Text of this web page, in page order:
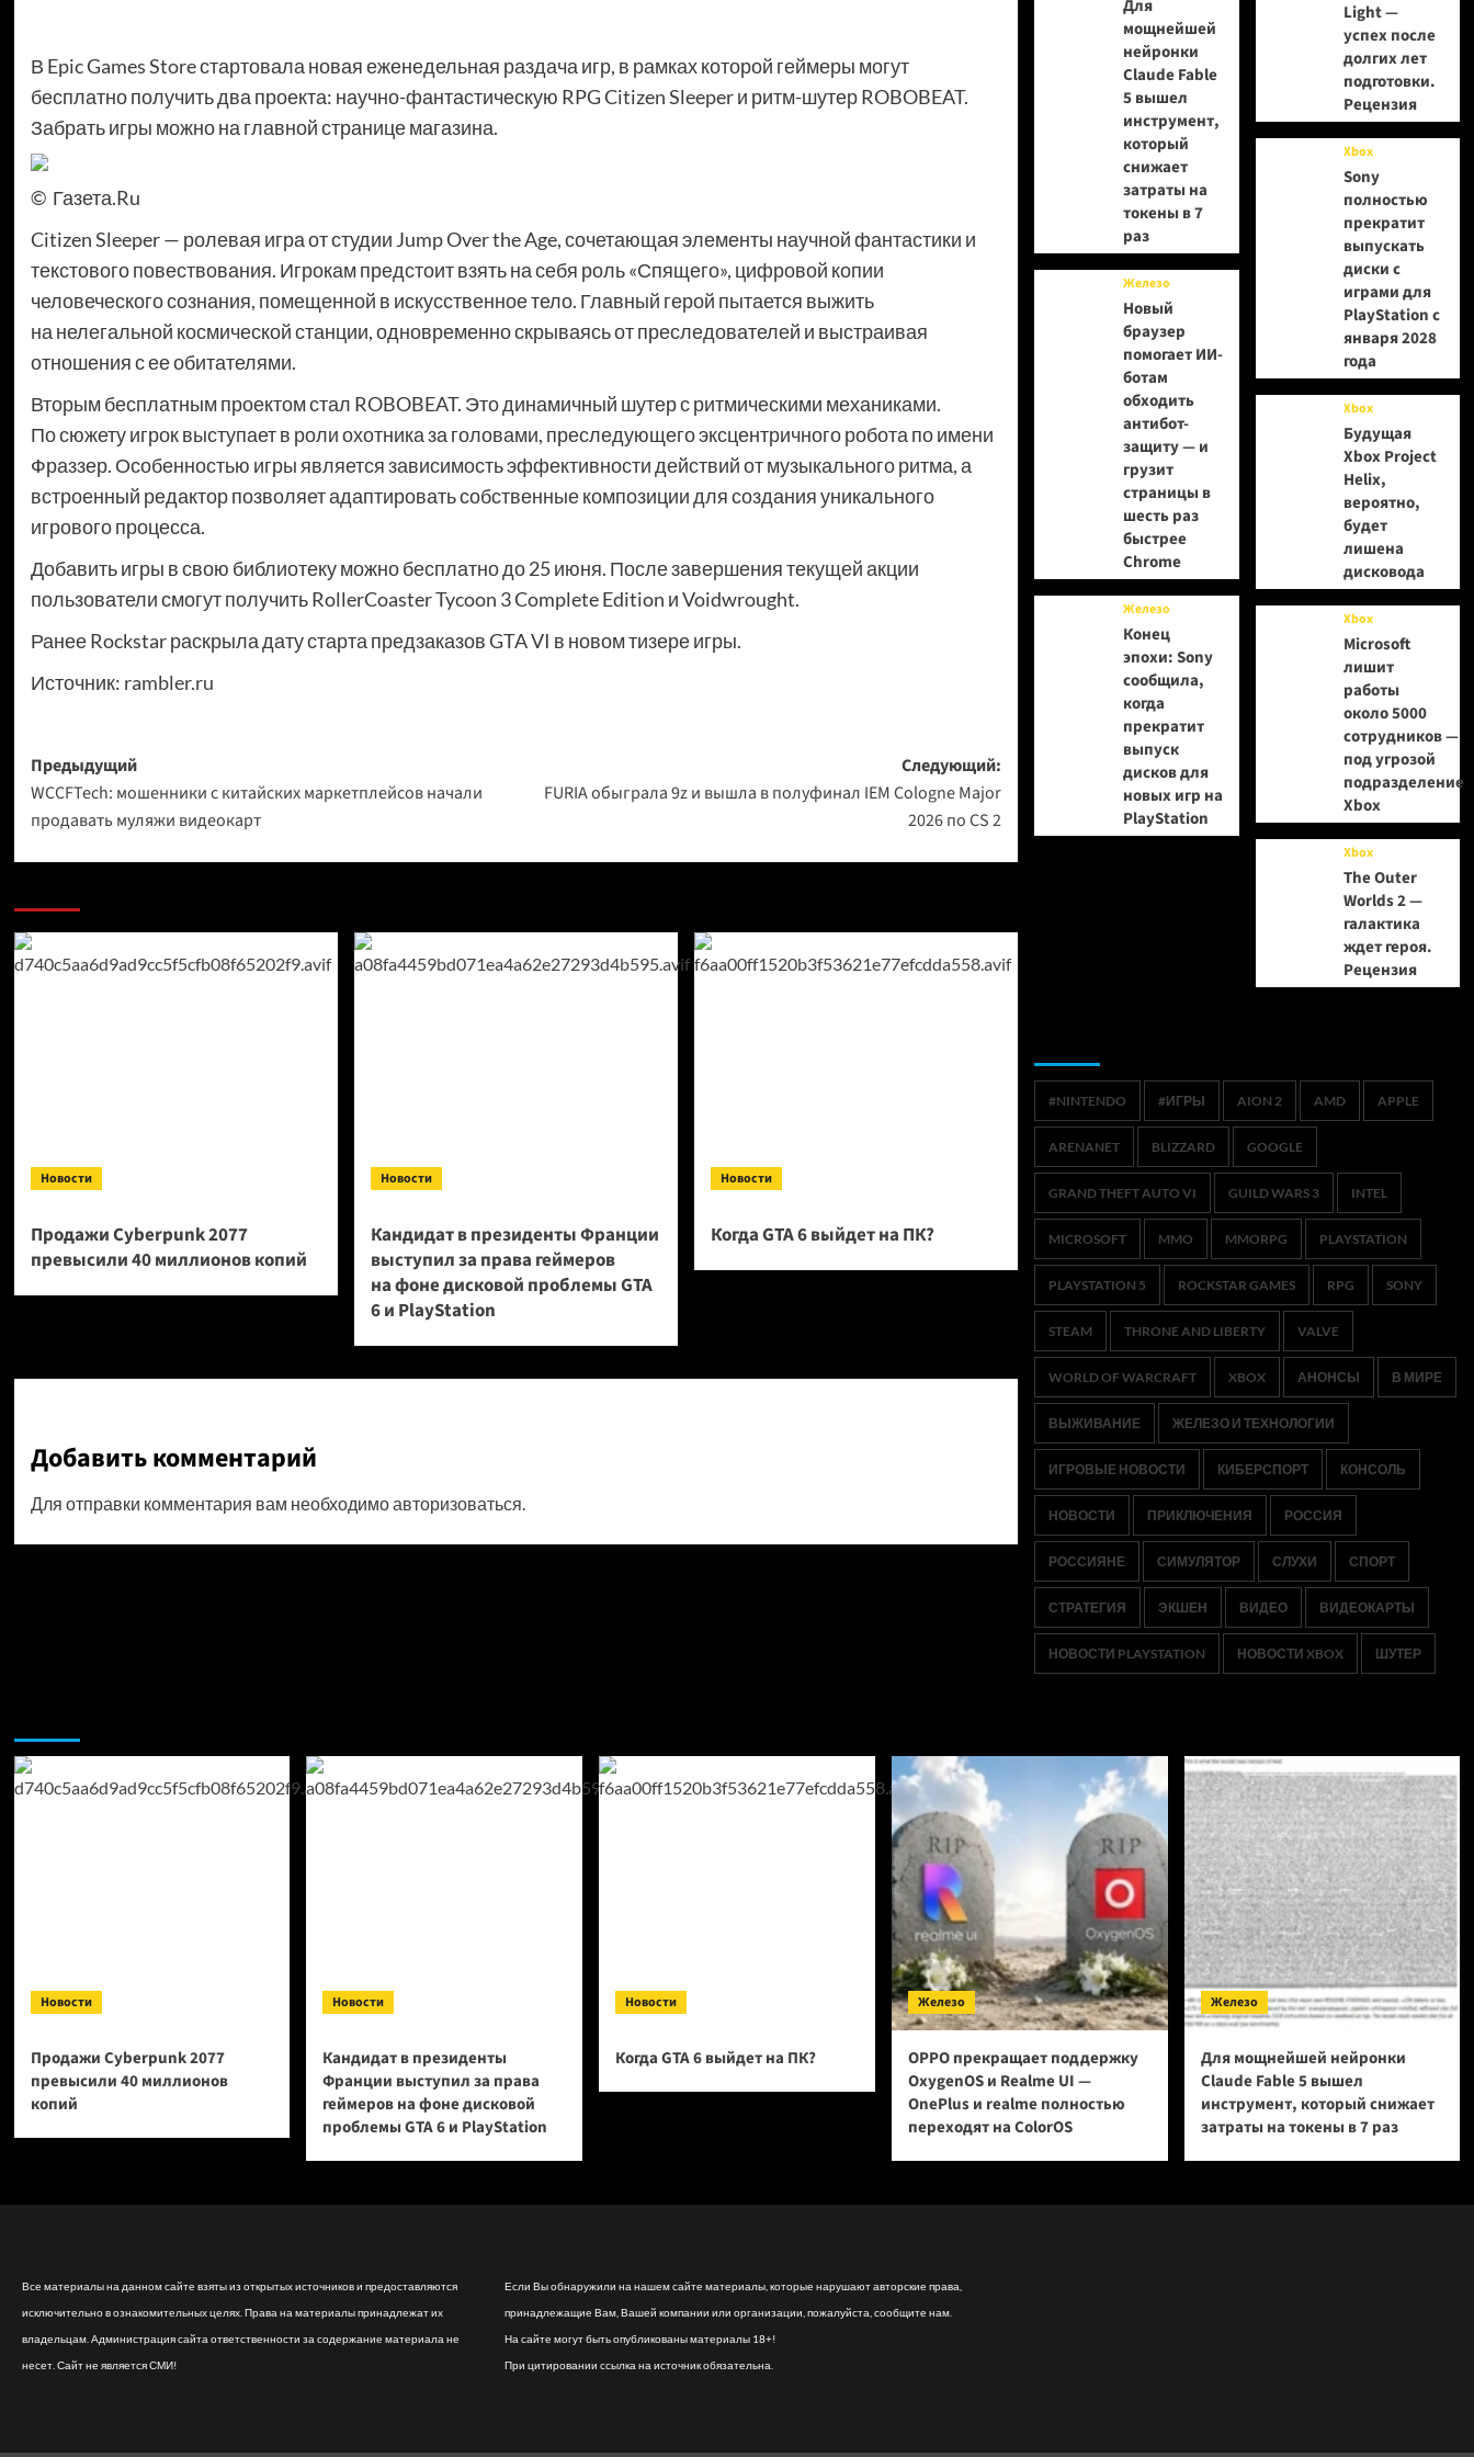
В Epic Games Store стартовала новая еженедельная раздача игр, в рамках которой геймеры могут
бесплатно получить два проекта: научно-фантастическую RPG Citizen Sleeper и ритм-шутер ROBOBEAT.
Забрать игры можно на главной странице магазина.
© Газета.Ru
Citizen Sleeper — ролевая игра от студии Jump Over the Age, сочетающая элементы научной фантастики и
текстового повествования. Игрокам предстоит взять на себя роль «Спящего», цифровой копии
человеческого сознания, помещенной в искусственное тело. Главный герой пытается выжить
на нелегальной космической станции, одновременно скрываясь от преследователей и выстраивая
отношения с ее обитателями.
Вторым бесплатным проектом стал ROBOBEAT. Это динамичный шутер с ритмическими механиками.
По сюжету игрок выступает в роли охотника за головами, преследующего эксцентричного робота по имени
Фраззер. Особенностью игры является зависимость эффективности действий от музыкального ритма, а
встроенный редактор позволяет адаптировать собственные композиции для создания уникального
игрового процесса.
Добавить игры в свою библиотеку можно бесплатно до 25 июня. После завершения текущей акции
пользователи смогут получить RollerCoaster Tycoon 3 Complete Edition и Voidwrought.
Ранее Rockstar раскрыла дату старта предзаказов GTA VI в новом тизере игры.
Источник: rambler.ru
Навигация
записи
Предыдущий
WCCFTech: мошенники с китайских маркетплейсов начали
продавать муляжи видеокарт
Следующий:
FURIA обыграла 9z и вышла в полуфинал IEM Cologne Major
2026 по CS 2
Новости
Продажи Cyberpunk 2077
превысили 40 миллионов копий
Новости
Кандидат в президенты Франции
выступил за права геймеров
на фоне дисковой проблемы GTA
6 и PlayStation
Новости
Когда GTA 6 выйдет на ПК?
Добавить комментарий
Для отправки комментария вам необходимоавторизоваться.
Для
мощнейшей
нейронки
Claude Fable
5 вышел
инструмент,
который
снижает
затраты на
токены в 7
раз
Железо
Новый
браузер
помогает ИИ-
ботам
обходить
антибот-
защиту — и
грузит
страницы в
шесть раз
быстрее
Chrome
Железо
Конец
эпохи: Sony
сообщила,
когда
прекратит
выпуск
дисков для
новых игр на
PlayStation
Light —
успех после
долгих лет
подготовки.
Рецензия
Xbox
Sony
полностью
прекратит
выпускать
диски с
играми для
PlayStation с
января 2028
года
Xbox
Будущая
Xbox Project
Helix,
вероятно,
будет
лишена
дисковода
Xbox
Microsoft
лишит
работы
около 5000
сотрудников —
под угрозой
подразделение
Xbox
Xbox
The Outer
Worlds 2 —
галактика
ждет героя.
Рецензия
#NINTENDO #ИГРЫ AION 2 AMD APPLE
ARENANET BLIZZARD GOOGLE
GRAND THEFT AUTO VI GUILD WARS 3 INTEL
MICROSOFT MMO MMORPG PLAYSTATION
PLAYSTATION 5 ROCKSTAR GAMES RPG SONY
STEAM THRONE AND LIBERTY VALVE
WORLD OF WARCRAFT XBOX АНОНСЫ В МИРЕ
ВЫЖИВАНИЕ ЖЕЛЕЗО И ТЕХНОЛОГИИ
ИГРОВЫЕ НОВОСТИ КИБЕРСПОРТ КОНСОЛЬ
НОВОСТИ ПРИКЛЮЧЕНИЯ РОССИЯ
РОССИЯНЕ СИМУЛЯТОР СЛУХИ СПОРТ
СТРАТЕГИЯ ЭКШЕН ВИДЕО ВИДЕОКАРТЫ
НОВОСТИ PLAYSTATION НОВОСТИ XBOX ШУТЕР
Новости
Продажи Cyberpunk 2077
превысили 40 миллионов
копий
Новости
Кандидат в президенты
Франции выступил за права
геймеров на фоне дисковой
проблемы GTA 6 и PlayStation
Новости
Когда GTA 6 выйдет на ПК?
Железо
OPPO прекращает поддержку
OxygenOS и Realme UI —
OnePlus и realme полностью
переходят на ColorOS
Железо
Для мощнейшей нейронки
Claude Fable 5 вышел
инструмент, который снижает
затраты на токены в 7 раз
Все материалы на данном сайте взяты из открытых источников и предоставляются
исключительно в ознакомительных целях. Права на материалы принадлежат их
владельцам. Администрация сайта ответственности за содержание материала не
несет. Сайт не является СМИ!
Если Вы обнаружили на нашем сайте материалы, которые нарушают авторские права,
принадлежащие Вам, Вашей компании или организации, пожалуйста, сообщите нам.
На сайте могут быть опубликованы материалы 18+!
При цитировании ссылка на источник обязательна.